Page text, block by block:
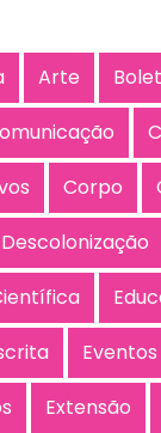
Arte
Corpo
Descolonização
Eventos
Extensão